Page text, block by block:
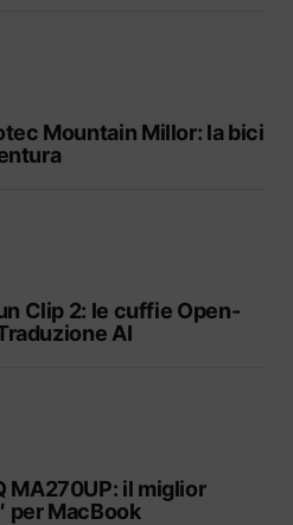
Mountain Millor: la bici
Clip 2: le cuffie Open-
AI
MA270UP: il miglior
per MacBook